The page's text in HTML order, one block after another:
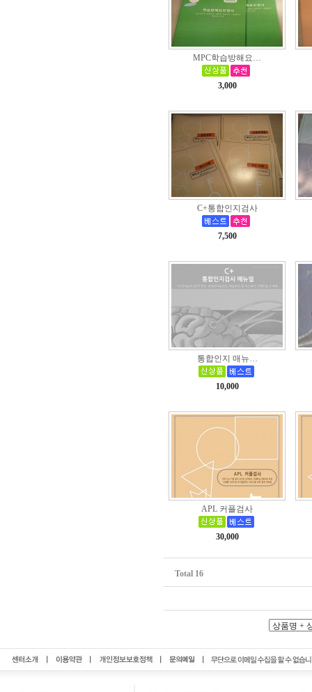
MPC학습방해요…
3,000
C+통합인지검사
7,500
통합인지 매뉴…
10,000
APL 커플검사
30,000
Total 16